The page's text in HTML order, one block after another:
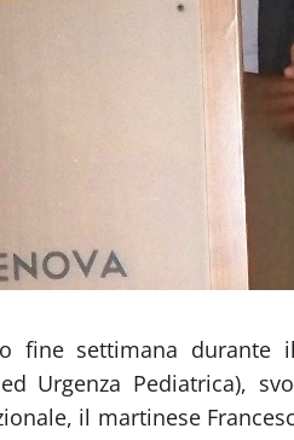
fine settimana durante
ed Urgenza Pediatrica),
il martinese